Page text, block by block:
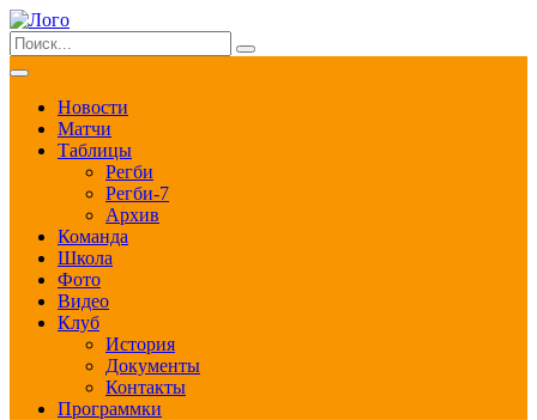
Новости
Матчи
Таблицы
Регби
Регби-7
Архив
Команда
Школа
Фото
Видео
Клуб
История
Документы
Контакты
Программки